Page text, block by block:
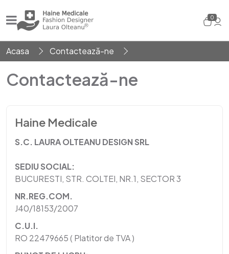
0
Acasa Contactează-ne
Contactează-ne
Haine Medicale
S.C. LAURA OLTEANU DESIGN SRL
SEDIU SOCIAL:
BUCURESTI, STR. COLTEI, NR.1, SECTOR 3
NR.REG.COM.
J40/18153/2007
C.U.I.
RO 22479665 ( Platitor de TVA )